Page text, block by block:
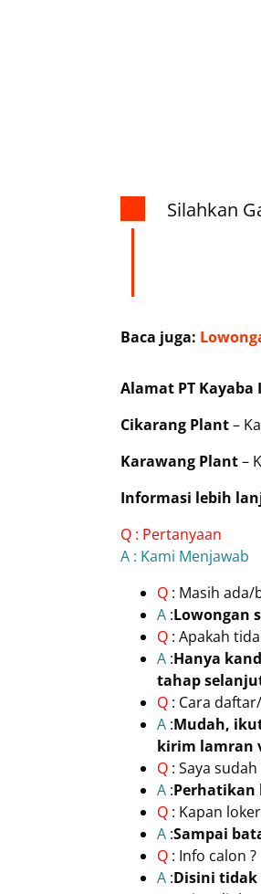
Silahkan
Baca juga:
Alamat PT Kayaba
Cikarang Plant–
Karawang Plant–
Informasi lebih
Q : Pertanyaan
A : Kami Menjawab
Q : Masih ada/
A :Lowongan
Q : Apakah
A :Hanya
tahap
Q : Cara
A :Mudah,
kirim lamran
Q : Saya
A :Perhatikan
Q : Kapan
A :Sampai
Q : Info calon ?
A :Disini tidak